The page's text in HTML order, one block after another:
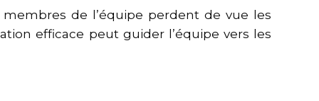
de l’équipe perdent de vue les
efficace peut guider l’équipe vers les